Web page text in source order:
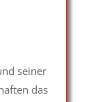
seiner
das